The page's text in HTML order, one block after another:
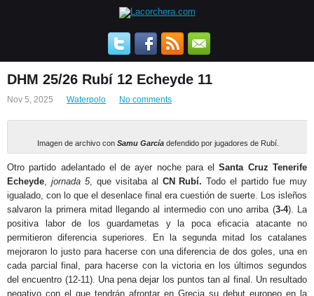
DHM 25/26 Rubí 12 Echeyde 11
Nov 5, 2025 Waterpolo No comments
Imagen de archivo con Samu García defendido por jugadores de Rubí.
Otro partido adelantado el de ayer noche para elSanta Cruz Tenerife
Echeyde, jornada 5, que visitaba al CN Rubí. Todo el partido fue muy
igualado, con lo que el desenlace final era cuestión de suerte. Los isleños
salvaron la primera mitad llegando al intermedio con uno arriba (3-4). La
positiva labor de los guardametas y la poca eficacia atacante no
permitieron diferencia superiores. En la segunda mitad los catalanes
mejoraron lo justo para hacerse con una diferencia de dos goles, una en
cada parcial final, para hacerse con la victoria en los últimos segundos
del encuentro (12-11). Una pena dejar los puntos tan al final. Un resultado
negativo con el que tendrán afrontar en Grecia su debut europeo en la